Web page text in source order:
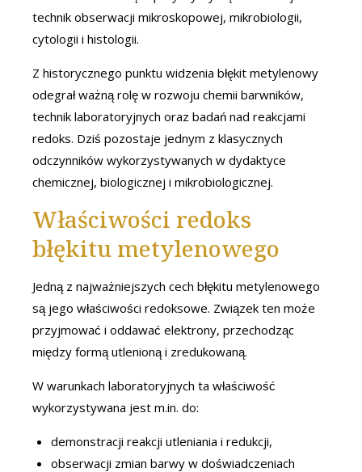
technik obserwacji mikroskopowej, mikrobiologii,
cytologii i histologii.
Z historycznego punktu widzenia błękit metylenowy
odegrał ważną rolę w rozwoju chemii barwników,
technik laboratoryjnych oraz badań nad reakcjami
redoks. Dziś pozostaje jednym z klasycznych
odczynników wykorzystywanych w dydaktyce
chemicznej, biologicznej i mikrobiologicznej.
Właściwości redoks
błękitu metylenowego
Jedną z najważniejszych cech błękitu metylenowego
są jego właściwości redoksowe. Związek ten może
przyjmować i oddawać elektrony, przechodząc
między formą utlenioną i zredukowaną.
W warunkach laboratoryjnych ta właściwość
wykorzystywana jest m.in. do:
demonstracji reakcji utleniania i redukcji,
obserwacji zmian barwy w doświadczeniach